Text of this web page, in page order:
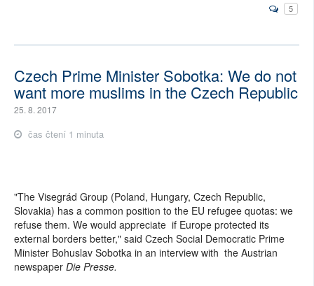
5
Czech Prime Minister Sobotka: We do not
want more muslims in the Czech Republic
25. 8. 2017
čas čtení 1 minuta
"The Visegrád Group (Poland, Hungary, Czech Republic,
Slovakia) has a common position to the EU refugee quotas: we
refuse them. We would appreciate if Europe protected its
external borders better," said Czech Social Democratic Prime
Minister Bohuslav Sobotka in an interview with the Austrian
newspaper Die Presse.